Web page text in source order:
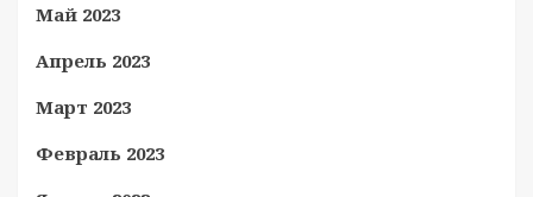
Май 2023
Апрель 2023
Март 2023
Февраль 2023